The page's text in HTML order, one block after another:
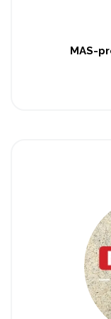
MAS-